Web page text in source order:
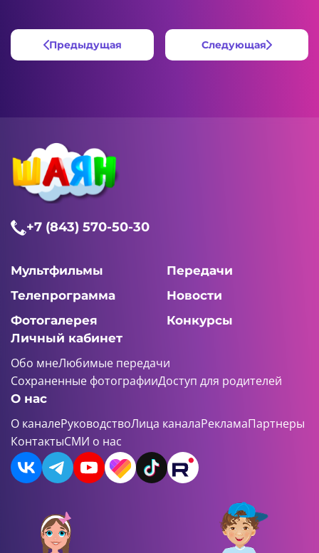
Предыдущая Следующая
+7 (843) 570-50-30
Мультфильмы
Передачи
Телепрограмма
Новости
Фотогалерея
Конкурсы
Личный кабинет
Обо мнеЛюбимые передачи
Сохраненные фотографииДоступ для родителей
О нас
О каналеРуководствоЛица каналаРекламаПартнеры
КонтактыСМИ о нас